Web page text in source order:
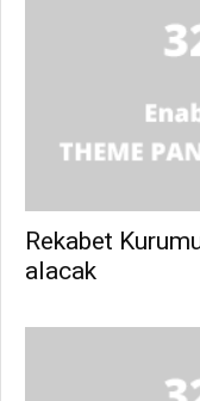
Rekabet
alacak